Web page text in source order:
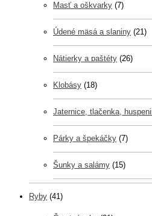
Masť a oškvarky (7)
Údené mäsá a slaniny (21)
Nátierky a paštéty (26)
Klobásy (18)
Jaternice, tlačenka,
Párky a špekáčky (7)
Šunky a salámy (15)
Ryby (41)